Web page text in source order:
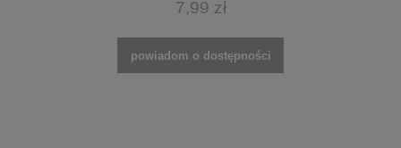
7,99 zł
powiadom o dostępności